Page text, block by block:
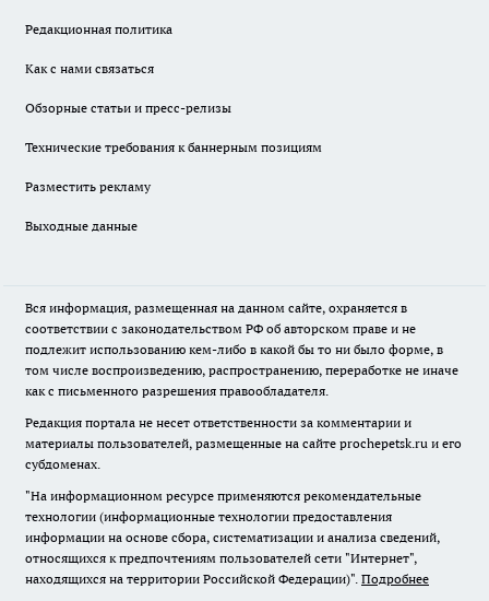
Редакционная политика
Как с нами связаться
Обзорные статьи и пресс-релизы
Технические требования к баннерным позициям
Разместить рекламу
Выходные данные
Вся информация, размещенная на данном сайте, охраняется в
соответствии с законодательством РФ об авторском праве и не
подлежит использованию кем-либо в какой бы то ни было форме, в
том числе воспроизведению, распространению, переработке не иначе
как с письменного разрешения правообладателя.
Редакция портала не несет ответственности за комментарии и
материалы пользователей, размещенные на сайте prochepetsk.ru и его
субдоменах.
"На информационном ресурсе применяются рекомендательные
технологии (информационные технологии предоставления
информации на основе сбора, систематизации и анализа сведений,
относящихся к предпочтениям пользователей сети "Интернет",
находящихся на территории Российской Федерации)". Подробнее